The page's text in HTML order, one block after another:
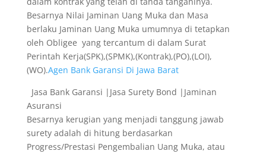
Besarnya Nilai Jaminan Uang Muka dan Masa
berlaku Jaminan Uang Muka umumnya di tetapkan
oleh Obligee yang tercantum di dalam Surat
Perintah Kerja(SPK),(SPMK),(Kontrak),(PO),(LOI),
(WO).Agen Bank Garansi Di Jawa Barat
Jasa Bank Garansi |Jasa Surety Bond |Jaminan
Asuransi
Besarnya kerugian yang menjadi tanggung jawab
surety adalah di hitung berdasarkan
Progress/Prestasi Pengembalian Uang Muka, atau